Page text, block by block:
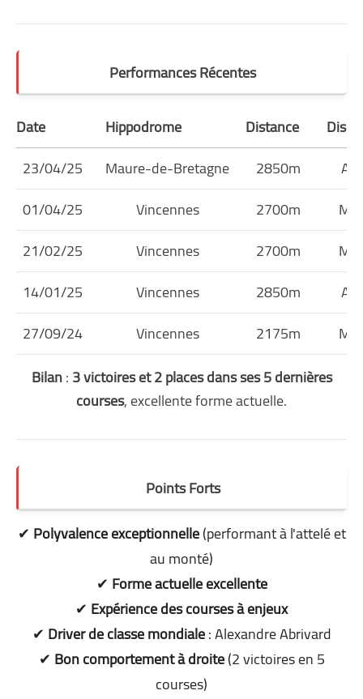
Performances Récentes
Date Hippodrome Distance
23/04/25
Maure-de-Bretagne 2850m
01/04/25
Vincennes 2700m
21/02/25
Vincennes 2700m
14/01/25
Vincennes 2850m
27/09/24
Vincennes 2175m
Bilan:3 victoires et 2 places dans ses 5 dernières
courses, excellente forme actuelle.
Points Forts
✔ Polyvalence exceptionnelle(performant à l'attelé et
au monté)
✔ Forme actuelle excellente
✔ Expérience des courses à enjeux
✔ Driver de classe mondiale: Alexandre Abrivard
✔ Bon comportement à droite(2 victoires en 5
courses)